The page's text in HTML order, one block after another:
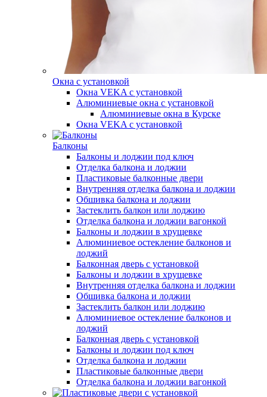
Окна с установкой
Окна VEKA с установкой
Алюминиевые окна с установкой
Алюминиевые окна в Курске
Окна VEKA с установкой
Балконы
Балконы и лоджии под ключ
Отделка балкона и лоджии
Пластиковые балконные двери
Внутренняя отделка балкона и лоджии
Обшивка балкона и лоджии
Застеклить балкон или лоджию
Отделка балкона и лоджии вагонкой
Балконы и лоджии в хрущевке
Алюминиевое остекление балконов и
лоджий
Балконная дверь с установкой
Балконы и лоджии в хрущевке
Внутренняя отделка балкона и лоджии
Обшивка балкона и лоджии
Застеклить балкон или лоджию
Алюминиевое остекление балконов и
лоджий
Балконная дверь с установкой
Балконы и лоджии под ключ
Отделка балкона и лоджии
Пластиковые балконные двери
Отделка балкона и лоджии вагонкой